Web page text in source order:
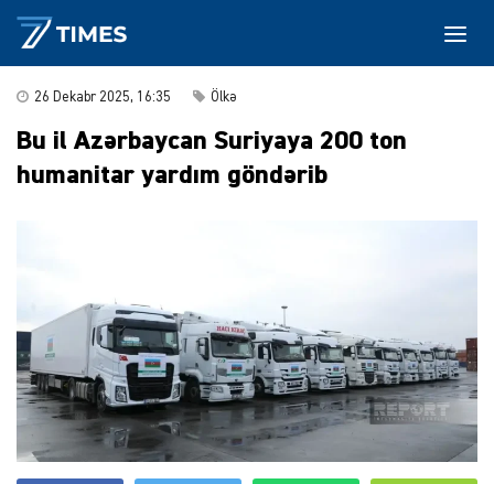
26 Dekabr 2025, 16:35 Ölkə
Bu il Azərbaycan Suriyaya 200 ton
humanitar yardım göndərib